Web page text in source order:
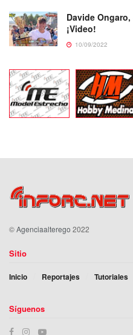
Davide
¡Video!
10/09/2022
©Agenciaalterego 2022
Sitio
Inicio Reportajes Tutoriales
Síguenos